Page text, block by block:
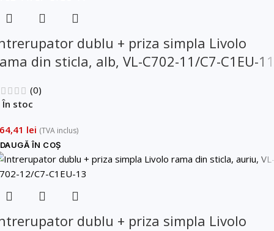
Trimite solicitarea
tale (proiect, buget, termen, alte produse)
dublu + priza simpla Livolo
din sticla, alb, VL-C702-11/C7-C1EU-11
(0)
În stoc
lei (TVA inclus)
ÎN COȘ
dublu + priza simpla Livolo